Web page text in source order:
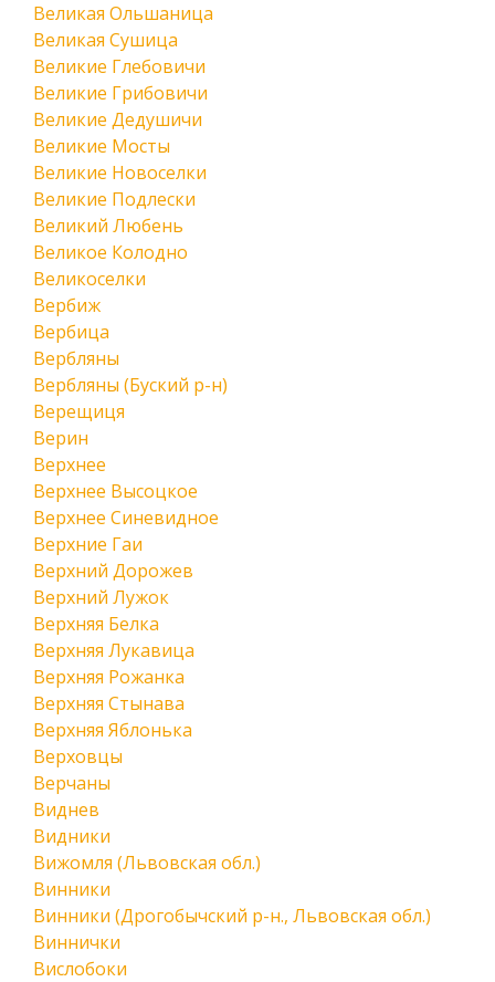
Великая Ольшаница
Великая Сушица
Великие Глебовичи
Великие Грибовичи
Великие Дедушичи
Великие Мосты
Великие Новоселки
Великие Подлески
Великий Любень
Великое Колодно
Великоселки
Вербиж
Вербица
Вербляны
Вербляны (Буский р-н)
Верещиця
Верин
Верхнее
Верхнее Высоцкое
Верхнее Синевидное
Верхние Гаи
Верхний Дорожев
Верхний Лужок
Верхняя Белка
Верхняя Лукавица
Верхняя Рожанка
Верхняя Стынава
Верхняя Яблонька
Верховцы
Верчаны
Виднев
Видники
Вижомля (Львовская обл.)
Винники
Винники (Дрогобычский р-н., Львовская обл.)
Виннички
Вислобоки